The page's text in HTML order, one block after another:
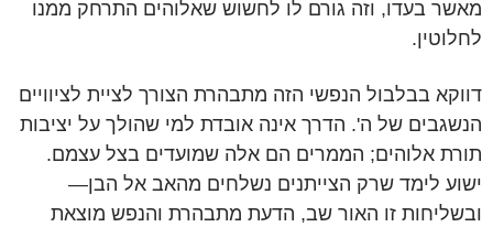
מאשר בעדו, וזה גורם לו לחשוש שאלוהים התרחק ממנו
לחלוטין.
דווקא בבלבול הנפשי הזה מתבהרת הצורך לציית לציוויים
הנשגבים של ה'. הדרך אינה אובדת למי שהולך על יציבות
תורת אלוהים; הממרים הם אלה שמועדים בצל עצמם.
ישוע לימד שרק הצייתנים נשלחים מהאב אל הבן—
ובשליחות זו האור שב, הדעת מתבהרת והנפש מוצאת